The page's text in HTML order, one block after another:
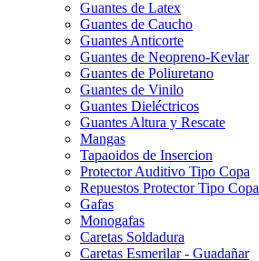
Guantes de Latex
Guantes de Caucho
Guantes Anticorte
Guantes de Neopreno-Kevlar
Guantes de Poliuretano
Guantes de Vinilo
Guantes Dieléctricos
Guantes Altura y Rescate
Mangas
Tapaoidos de Insercion
Protector Auditivo Tipo Copa
Repuestos Protector Tipo Copa
Gafas
Monogafas
Caretas Soldadura
Caretas Esmerilar - Guadañar